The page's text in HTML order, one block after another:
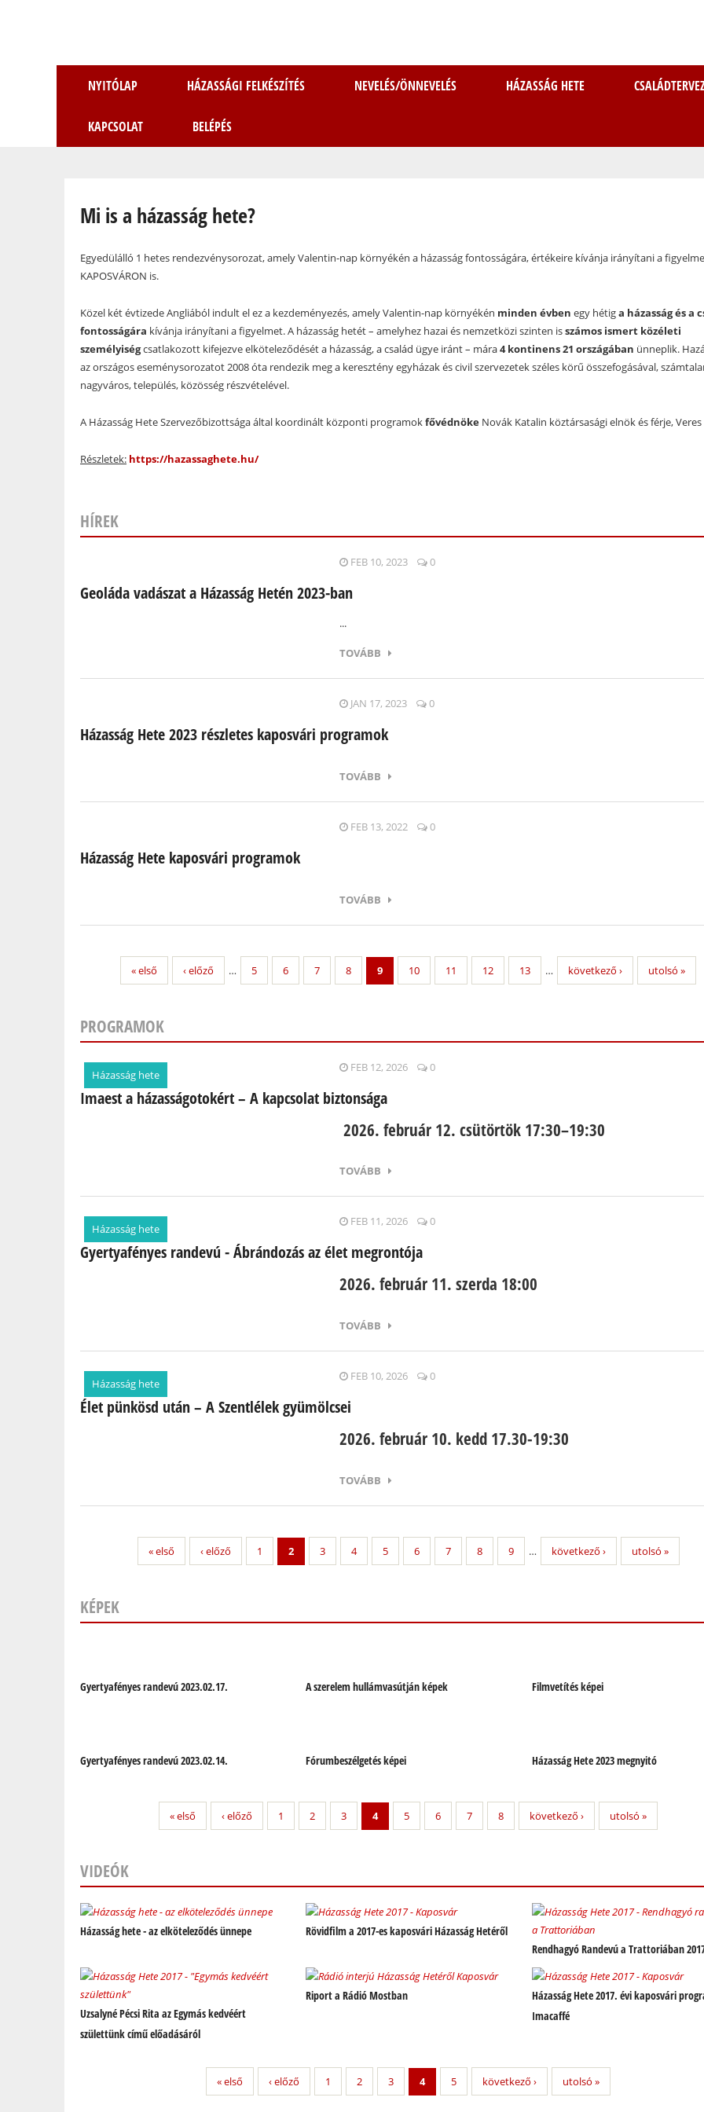
NYITÓLAP HÁZASSÁGI FELKÉSZÍTÉS NEVELÉS/ÖNNEVELÉS HÁZASSÁG HETE
KAPCSOLAT BELÉPÉS
Mi is a házasság hete?
Egyedülálló 1 hetes rendezvénysorozat, amely Valentin-nap környékén a házasság fontosságára, értékeire kívánja irányítani a
KAPOSVÁRON is.
Közel két évtizede Angliából indult el ez a kezdeményezés, amely Valentin-nap környékén minden évben egy hétiga házasság és a
fontosságára kívánja irányítani a figyelmet. A házasság hetét – amelyhez hazai és nemzetközi szinten isszámos ismert közéleti
személyiségcsatlakozott kifejezve elköteleződését a házasság, a család ügye iránt – mára4 kontinens 21 országában ünneplik.
az országos eseménysorozatot 2008 óta rendezik meg a keresztény egyházak és civil szervezetek széles körű összefogásával,
nagyváros, település, közösség részvételével.
A Házasság Hete Szervezőbizottsága által koordinált központi programokfővédnöke Novák Katalin köztársasági elnök és férje,
Részletek: https://hazassaghete.hu/
HÍREK
FEB 10, 2023 0
Geoláda vadászat a Házasság Hetén 2023-ban
...
TOVÁBB
JAN 17, 2023 0
Házasság Hete 2023 részletes kaposvári programok
TOVÁBB
FEB 13, 2022 0
Házasság Hete kaposvári programok
TOVÁBB
« első ‹ előző … 5 6 7 8 9 10 11 12 13 … következő › utolsó »
PROGRAMOK
Házasság hete
FEB 12, 2026 0
Imaest a házasságotokért – A kapcsolat biztonsága
2026. február 12. csütörtök 17:30–19:30
TOVÁBB
Házasság hete
FEB 11, 2026 0
Gyertyafényes randevú - Ábrándozás az élet megrontója
2026. február 11. szerda 18:00
TOVÁBB
Házasság hete
FEB 10, 2026 0
Élet pünkösd után – A Szentlélek gyümölcsei
2026. február 10. kedd 17.30-19:30
TOVÁBB
Oldalak
« első ‹ előző 1 2 3 4 5 6 7 8 9 … következő › utolsó »
KÉPEK
Gyertyafényes randevú 2023.02.17. A szerelem hullámvasútján képek Filmvetítés képei
Gyertyafényes randevú 2023.02.14. Fórumbeszélgetés képei Házasság Hete 2023 megnyitó
« első ‹ előző 1 2 3 4 5 6 7 8 következő › utolsó »
VIDEÓK
Házasság hete - az elköteleződés ünnepe
Rövidfilm a 2017-es kaposvári Házasság Hetéről
Rendhagyó Randevú a Trattoriában
Uzsalyné Pécsi Rita az Egymás kedvéért
születtünk című előadásáról
Riport a Rádió Mostban
Házasság Hete 2017. évi kaposvári
Imacaffé
Oldalak
« első ‹ előző 1 2 3 4 5 következő › utolsó »